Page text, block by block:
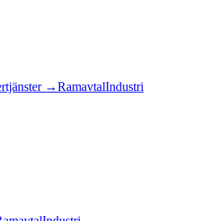
tjänster →RamavtalIndustri